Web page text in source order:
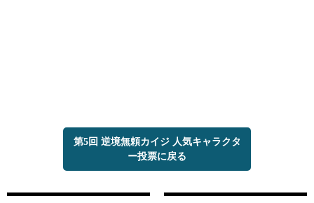
第5回 逆境無頼カイジ 人気キャラクタ
ー投票に戻る